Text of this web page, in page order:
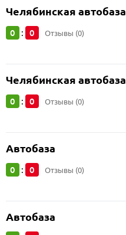
Челябинская автобаза
0 : 0 Отзывы (0)
Челябинская автобаза
0 : 0 Отзывы (0)
Автобаза
0 : 0 Отзывы (0)
Автобаза